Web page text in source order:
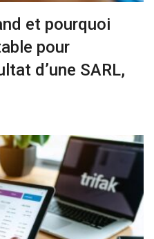
et pourquoi
pour
d’une SARL,